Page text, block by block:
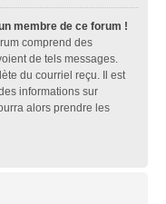
membre de ce forum !
comprend des
de tels messages.
du courriel reçu. Il est
informations sur
alors prendre les